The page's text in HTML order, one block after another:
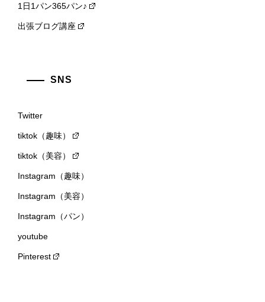
1日1パン365パン♪
出張ブログ講座
SNS
Twitter
tiktok（趣味）
tiktok（美容）
Instagram（趣味）
Instagram（美容）
Instagram（パン）
youtube
Pinterest